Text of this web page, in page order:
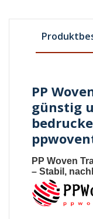
PP
günstig
PP Woven
– Stabil,